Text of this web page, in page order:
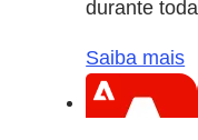
durante
Saiba mais